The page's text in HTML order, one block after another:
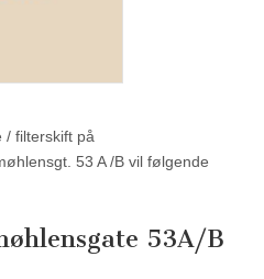
/ filterskift på
53 A /B vil følgende
53A/B